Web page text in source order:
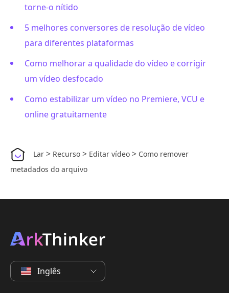
torne-o nítido
5 melhores conversores de resolução de vídeo
para diferentes plataformas
Como melhorar a qualidade do vídeo e corrigir
um vídeo desfocado
Como estabilizar um vídeo no Premiere, VCU e
online gratuitamente
Lar > Recurso > Editar vídeo > Como remover
metadados do arquivo
Inglês